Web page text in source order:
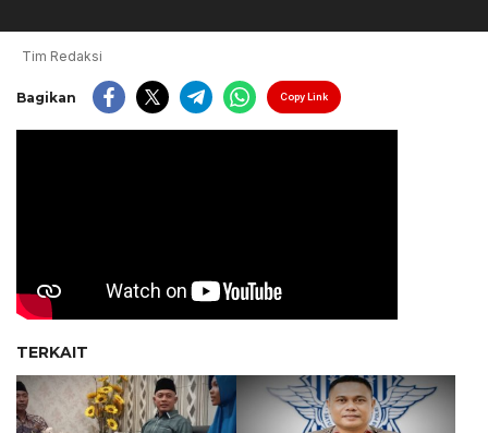
Tim Redaksi
Bagikan Copy Link
TERKAIT